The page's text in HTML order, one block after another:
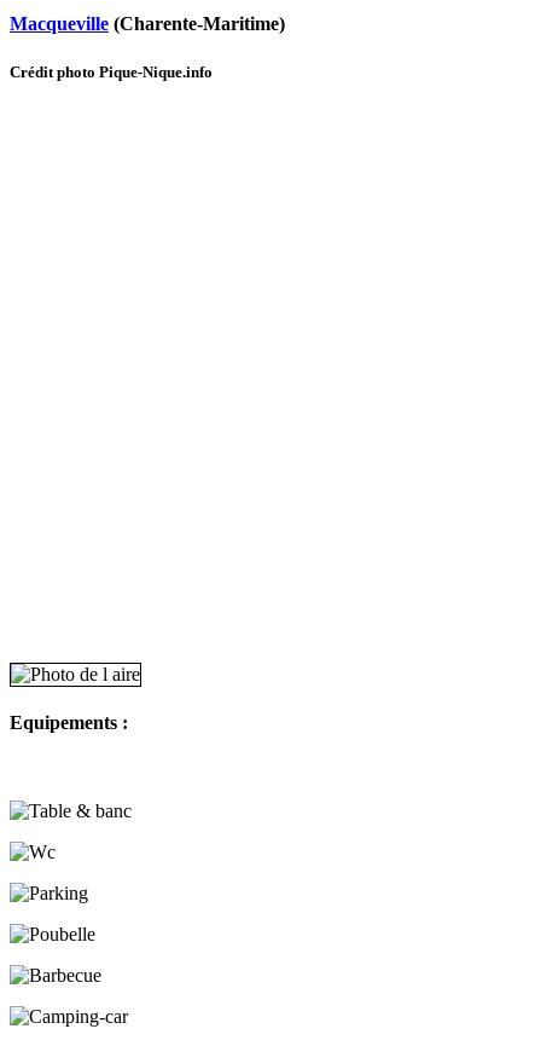
Macqueville (Charente-Maritime)
Crédit photo Pique-Nique.info
Equipements :